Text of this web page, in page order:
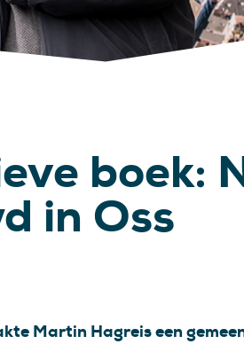
boek:
in Oss
Martin Hagreis een